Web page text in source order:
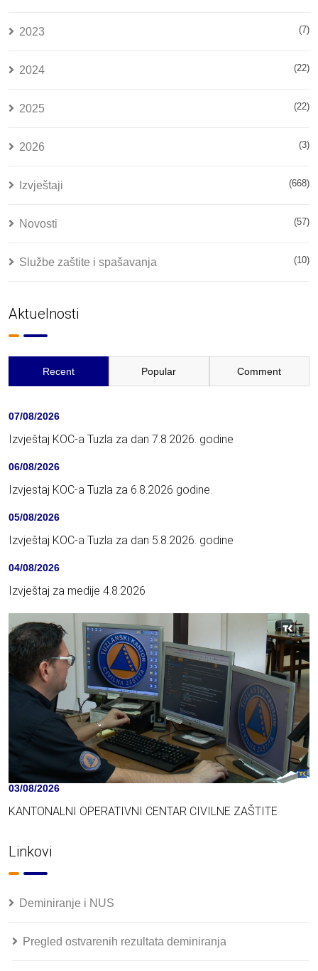
2023 (7)
2024 (22)
2025 (22)
2026 (3)
Izvještaji (668)
Novosti (57)
Službe zaštite i spašavanja (10)
Aktuelnosti
Recent Popular Comment
07/08/2026
Izvještaj KOC-a Tuzla za dan 7.8.2026. godine
06/08/2026
Izvjestaj KOC-a Tuzla za 6.8.2026 godine.
05/08/2026
Izvještaj KOC-a Tuzla za dan 5.8.2026. godine
04/08/2026
Izvještaj za medije 4.8.2026
03/08/2026
KANTONALNI OPERATIVNI CENTAR CIVILNE ZAŠTITE
Linkovi
Deminiranje i NUS
Pregled ostvarenih rezultata deminiranja